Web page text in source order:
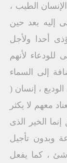
الطيب ،
إليه بعد حين
أحدا ولأجل
لأنهم
5 ) هذا بالأضافة إلى السماء
، إنسان (
معهم لا يكثر
الخير الذى
وبدون تأجيل
شئ ، كما يفعل